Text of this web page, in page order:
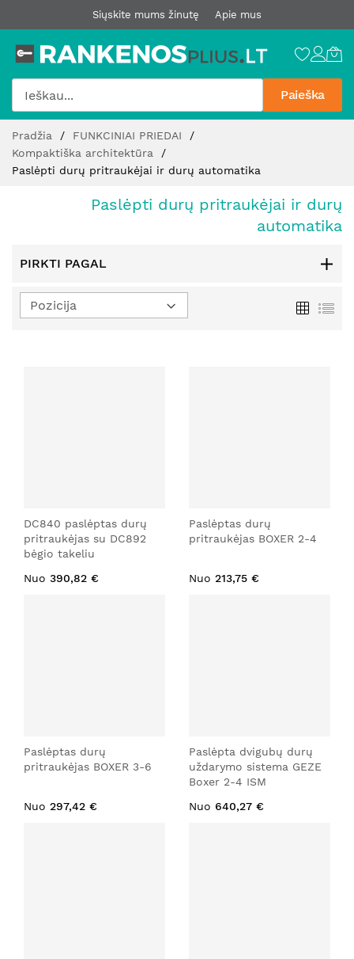
Siųskite mums žinutę Apie mus
Paieška
Pereiti
prie
turinio
Pradžia
FUNKCINIAI PRIEDAI
Kompaktiška architektūra
Paslėpti durų pritraukėjai ir durų automatika
Paslėpti durų pritraukėjai ir durų
automatika
PIRKTI PAGAL
Tinklelis
DC840 paslėptas durų
pritraukėjas su DC892
bėgio takeliu
Nuo 390,82 €
Paslėptas durų
pritraukėjas BOXER 2-4
Nuo 213,75 €
Paslėptas durų
pritraukėjas BOXER 3-6
Nuo 297,42 €
Paslėpta dvigubų durų
uždarymo sistema GEZE
Boxer 2-4 ISM
Nuo 640,27 €